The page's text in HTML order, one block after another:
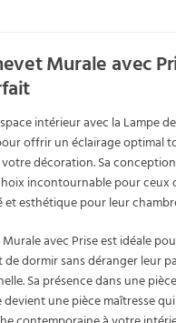
Murale avec
intérieur avec la Lampe
offrir un éclairage optimal
décoration. Sa
incontournable pour ceux
esthétique pour leur
avec Prise est idéale
dormir sans déranger leur
Sa présence dans une
une pièce maîtresse